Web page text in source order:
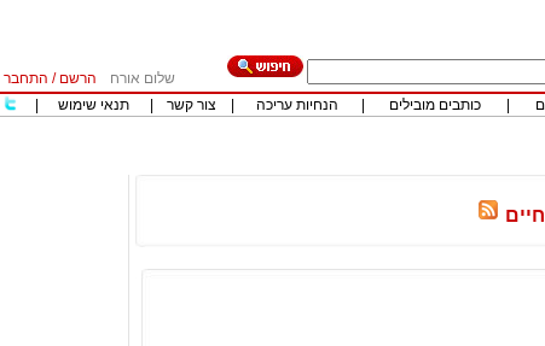
שלום אורח הרשם / התחבר
כותבים מובילים הנחיות עריכה צור קשר תנאי שימוש